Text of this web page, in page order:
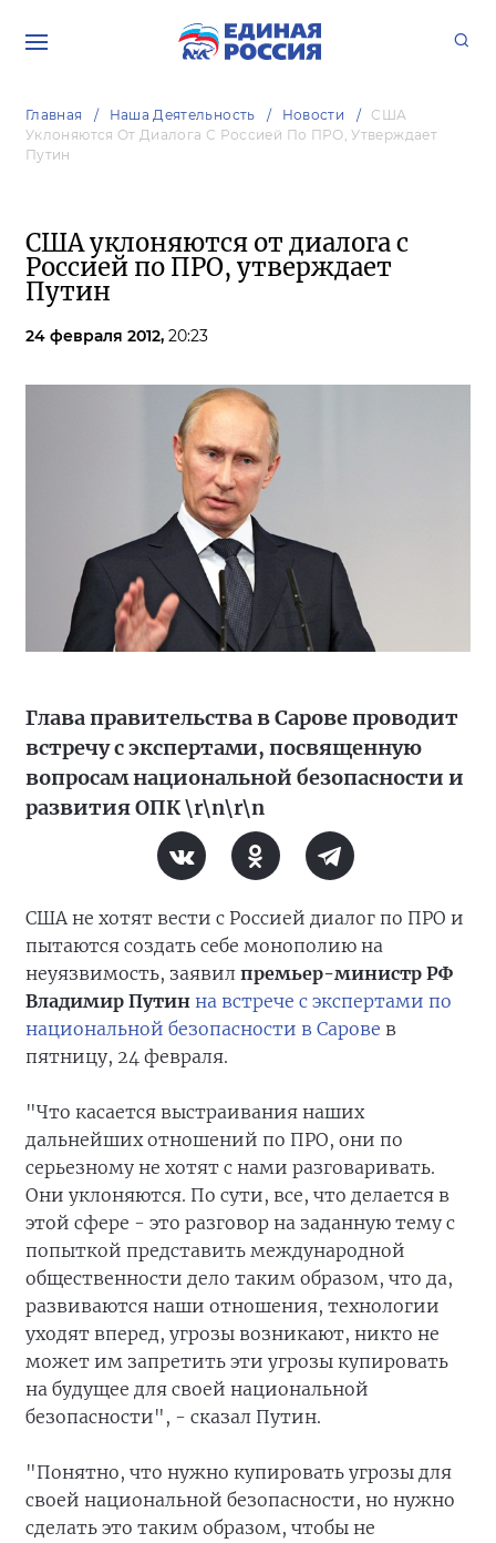
Главная Наша Деятельность Новости
США
Уклоняются От Диалога С Россией По ПРО, Утверждает
Путин
США уклоняются от диалога с
Россией по ПРО, утверждает
Путин
24 февраля 2012, 20:23
Глава правительства в Сарове проводит
встречу с экспертами, посвященную
вопросам национальной безопасности и
развития ОПК \r\n\r\n
США не хотят вести с Россией диалог по ПРО и
пытаются создать себе монополию на
неуязвимость, заявил премьер-министр РФ
Владимир Путин на встрече с экспертами по
национальной безопасности в Сарове в
пятницу, 24 февраля.
"Что касается выстраивания наших
дальнейших отношений по ПРО, они по
серьезному не хотят с нами разговаривать.
Они уклоняются. По сути, все, что делается в
этой сфере - это разговор на заданную тему с
попыткой представить международной
общественности дело таким образом, что да,
развиваются наши отношения, технологии
уходят вперед, угрозы возникают, никто не
может им запретить эти угрозы купировать
на будущее для своей национальной
безопасности", - сказал Путин.
"Понятно, что нужно купировать угрозы для
своей национальной безопасности, но нужно
сделать это таким образом, чтобы не